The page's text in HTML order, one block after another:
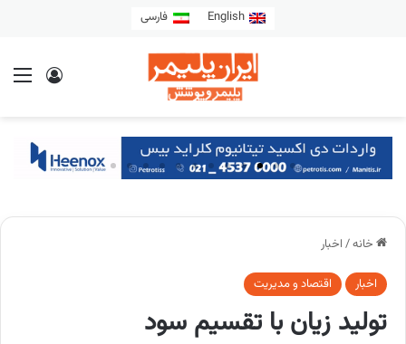
English فارسی
خانه/ اخبار
اخبار اقتصاد و مدیریت
تولید زیان با تقسیم سود